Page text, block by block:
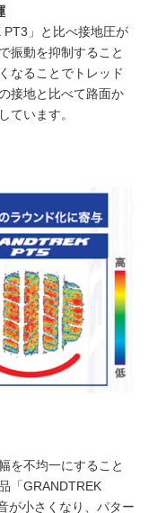
PT3」と比べ接地圧が
振動を抑制すること
なることでトレッド
接地と比べて路面か
ています。
を不均一にすること
「GRANDTREK
が小さくなり、パター